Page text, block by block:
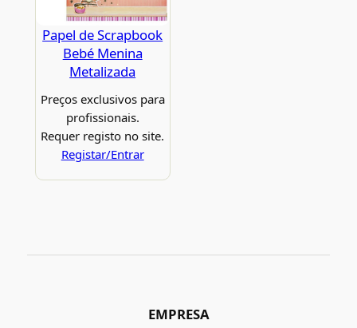
Papel de Scrapbook
Bebé Menina
Metalizada
Preços exclusivos para
profissionais.
Requer registo no site.
Registar/Entrar
EMPRESA